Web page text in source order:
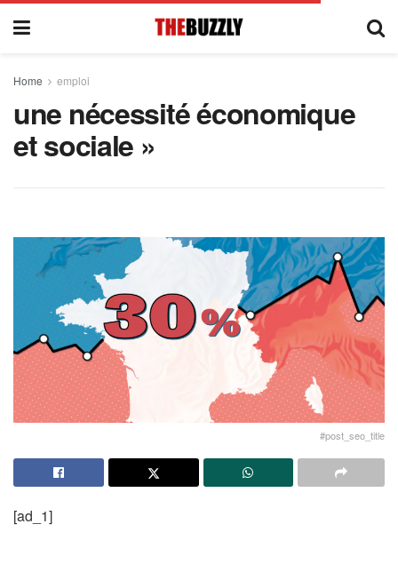
Home emploi
une nécessité économique
et sociale »
#post_seo_title
[ad_1]